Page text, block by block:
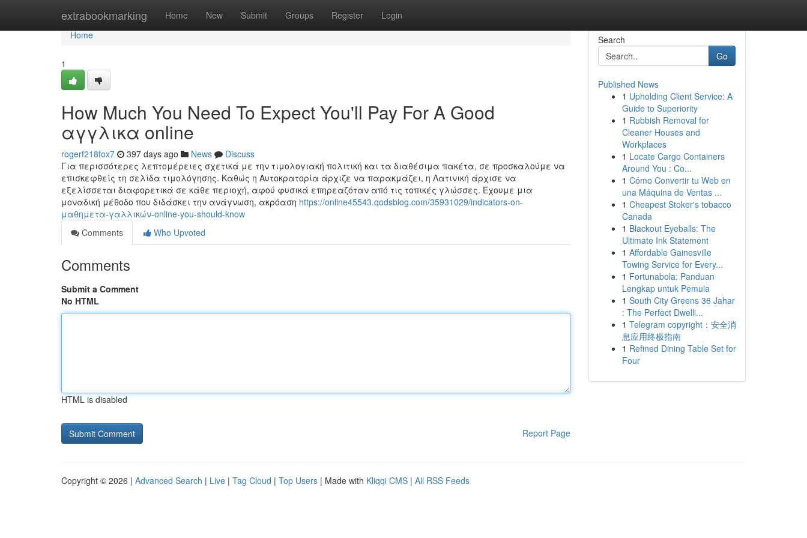
extrabookmarking Home New Submit Groups Register Login
Home
Home
1
How Much You Need To Expect You'll Pay For A Good
αγγλικα online
rogerf218fox7 397 days ago News
Discuss
Για περισσότερες λεπτομέρειες σχετικά με την τιμολογιακή πολιτική και τα διαθέσιμα πακέτα, σε προσκαλούμε να
επισκεφθείς τη σελίδα τιμολόγησης. Καθώς η Αυτοκρατορία άρχιζε να παρακμάζει, η Λατινική άρχισε να
εξελίσσεται διαφορετικά σε κάθε περιοχή, αφού φυσικά επηρεαζόταν από τις τοπικές γλώσσες. Έχουμε μια
μοναδική μέθοδο που διδάσκει την ανάγνωση, ακρόαση https://online45543.qodsblog.com/35931029/indicators-on-
μαθημετα-γαλλικών-online-you-should-know
Comments
Who Upvoted
Comments
Submit a Comment
No HTML
HTML is disabled
Report Page
Search
Go
Published News
1 Upholding Client Service: A
Guide to Superiority
1 Rubbish Removal for
Cleaner Houses and
Workplaces
1 Locate Cargo Containers
Around You : Co...
1 Cómo Convertir tu Web en
una Máquina de Ventas ...
1 Cheapest Stoker's tobacco
Canada
1 Blackout Eyeballs: The
Ultimate Ink Statement
1 Affordable Gainesville
Towing Service for Every...
1 Fortunabola: Panduan
Lengkap untuk Pemula
1 South City Greens 36 Jahar
: The Perfect Dwelli...
1 Telegram copyright：安全消
息应用终极指南
1 Refined Dining Table Set for
Four
Copyright © 2026 | Advanced Search | Live | Tag Cloud | Top Users | Made with Kliqqi CMS | All RSS Feeds